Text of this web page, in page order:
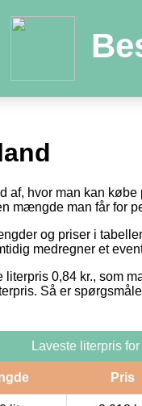
af, hvor man kan
mængde man får for
og priser i
medregner et
literpris 0,84 kr., som
Så er
Laveste literpris
Pris